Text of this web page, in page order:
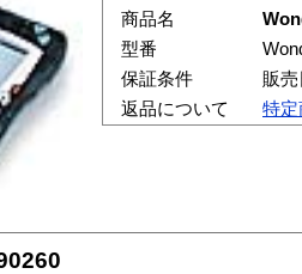
商品名
型番
保証条件
販
返品について
特定